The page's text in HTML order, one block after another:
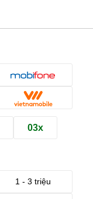
03x
1 - 3 triệu